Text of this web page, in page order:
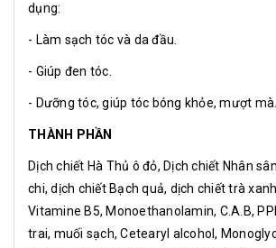
dụng:
- Làm sạch tóc và da đầu.
- Giúp đen tóc.
- Dưỡng tóc, giúp tóc bóng khỏe, mượt mà.
THÀNH PHẦN
Dịch chiết Hà Thủ ô đỏ, Dịch chiết Nhân
chi, dịch chiết Bạch quả, dịch chiết trà
Vitamine B5, Monoethanolamin, C.A.B,
trai, muối sạch, Cetearyl alcohol,